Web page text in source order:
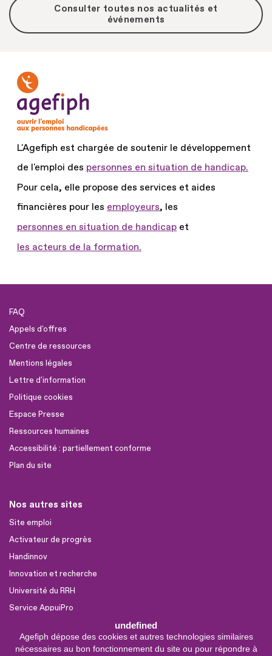
undefined
Agefiph dépose des cookies et autres technologies similaires
nécessaires au bon fonctionnement du site ou pour répondre à
Consulter toutes nos actualités et
événements
L'Agefiph est chargée de soutenir le développement
de l'emploi des personnes en situation de handicap.
Pour cela, elle propose des services et aides
financières pour les employeurs, les
personnes en situation de handicap et
les acteurs de la formation.
FAQ
Appels d'offres
Centre de ressources
Mentions légales
Lettre d'information
Politique cookies
Espace Presse
Ressources humaines
Accessibilité : partiellement conforme
Plan du site
Nos autres sites
Site emploi
Activateur de progrès
Handinnov
Innovation et recherche
Université du RRH
Service AppuiPro
Nous suivre